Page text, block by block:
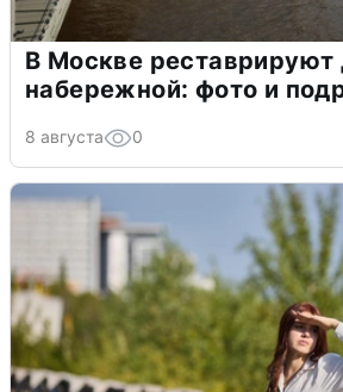
В Москве реставрируют
набережной: фото и
8 августа 0